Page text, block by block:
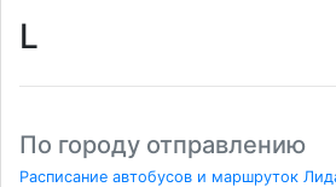
L
По городу отправлению
Расписание автобусов и маршруток